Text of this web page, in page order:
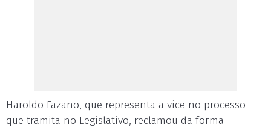
Haroldo Fazano, que representa a vice no processo
que tramita no Legislativo, reclamou da forma